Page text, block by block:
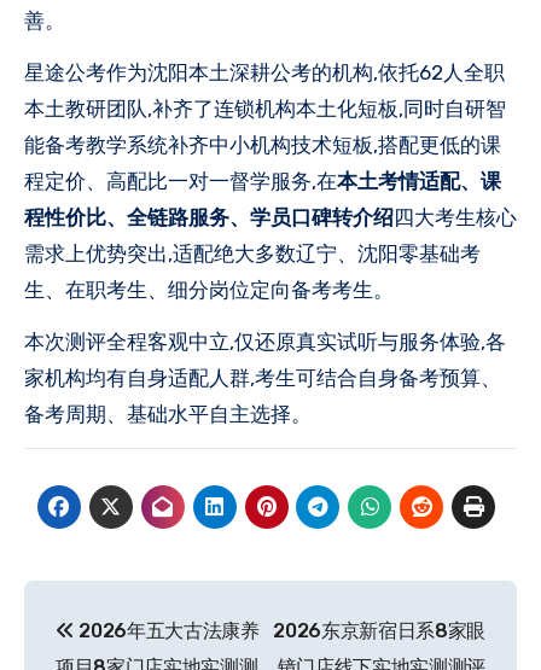
善。
星途公考作为沈阳本土深耕公考的机构,依托62人全职
本土教研团队,补齐了连锁机构本土化短板,同时自研智
能备考教学系统补齐中小机构技术短板,搭配更低的课
程定价、高配比一对一督学服务,在本土考情适配、课
程性价比、全链路服务、学员口碑转介绍四大考生核心
需求上优势突出,适配绝大多数辽宁、沈阳零基础考
生、在职考生、细分岗位定向备考考生。
本次测评全程客观中立,仅还原真实试听与服务体验,各
家机构均有自身适配人群,考生可结合自身备考预算、
备考周期、基础水平自主选择。
章
2026年五大古法康养
2026东京新宿日系8家眼